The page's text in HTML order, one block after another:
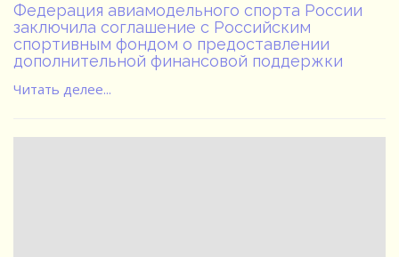
Федерация авиамодельного спорта России
заключила соглашение с Российским
спортивным фондом о предоставлении
дополнительной финансовой поддержки
Читать делее...